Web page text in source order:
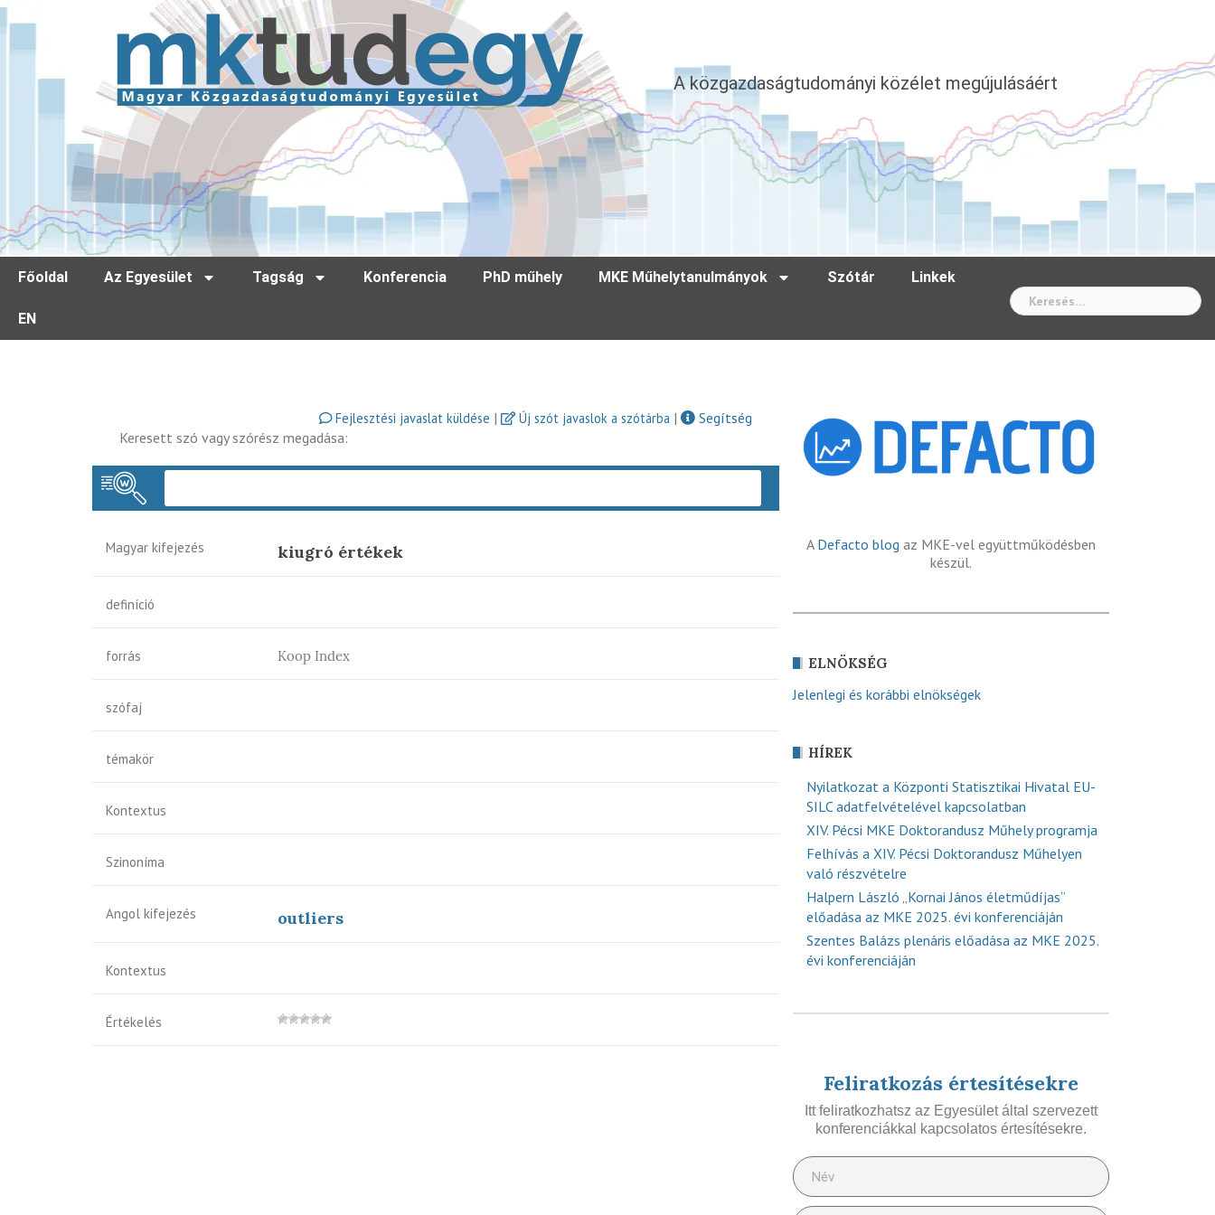
A közgazdaságtudományi közélet megújulásáért
Főoldal Az Egyesület Tagság Konferencia PhD műhely MKE Műhelytanulmányok Szótár Linkek
EN
Fejlesztési javaslat küldése | Új szót javaslok a szótárba |
Segítség
Keresett szó vagy szórész megadása:
Magyar kifejezés kiugró értékek
definíció
forrás Koop Index
szófaj
témakör
Kontextus
Szinoníma
Angol kifejezés outliers
Kontextus
Értékelés
A Defacto blog az MKE-vel együttműködésben
készül.
ELNÖKSÉG
Jelenlegi és korábbi elnökségek
HÍREK
Nyilatkozat a Központi Statisztikai Hivatal EU-
SILC adatfelvételével kapcsolatban
XIV. Pécsi MKE Doktorandusz Műhely programja
Felhívás a XIV. Pécsi Doktorandusz Műhelyen
való részvételre
Halpern László „Kornai János életműdíjas”
előadása az MKE 2025. évi konferenciáján
Szentes Balázs plenáris előadása az MKE 2025.
évi konferenciáján
Feliratkozás értesítésekre
Itt feliratkozhatsz az Egyesület által szervezett
konferenciákkal kapcsolatos értesítésekre.